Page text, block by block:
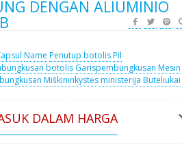
DENGAN ALIUMINIO
Name Penutup botolisPil
botolis Garispembungkusan Mesin
Miškininkystės ministerija Buteliukai
DALAM HARGA